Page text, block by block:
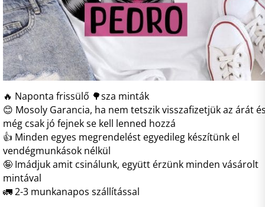
🔥 Naponta frissülő 🌳sza minták
😊 Mosoly Garancia, ha nem tetszik visszafizetjük az árát
még csak jó fejnek se kell lenned hozzá
👍 Minden egyes megrendelést egyedileg készítünk el
vendégmunkások nélkül
🤪 Imádjuk amit csinálunk, együtt érzünk minden vásárolt
mintával
🚛 2-3 munkanapos szállítással